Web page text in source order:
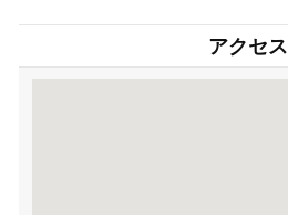
アクセス